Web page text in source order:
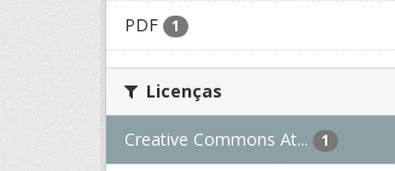
PDF 1
Licenças
Creative Commons At... 1